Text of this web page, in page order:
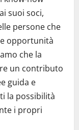
suoi soci,
persone che
opportunità
che la
un contributo
guida e
la possibilità
i propri